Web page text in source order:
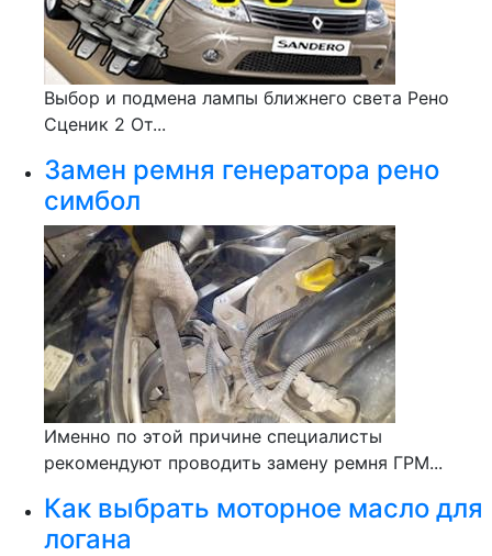
Выбор и подмена лампы ближнего света Рено
Сценик 2 От...
Замен ремня генератора рено
симбол
Именно по этой причине специалисты
рекомендуют проводить замену ремня ГРМ...
Как выбрать моторное масло для
логана